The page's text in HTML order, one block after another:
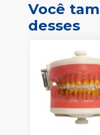
Você
desses